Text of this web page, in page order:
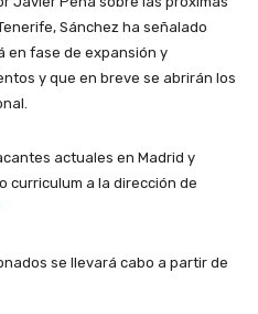
Sánchez ha señalado
en fase de expansión y
y que en breve se abrirán los
actuales en Madrid y
curriculum a la dirección de
se llevará cabo a partir de